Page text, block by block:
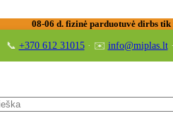
08-06 d. fizinė parduotuvė dirbs
📞 +370 612 31015· ✉️ info@miplas.lt